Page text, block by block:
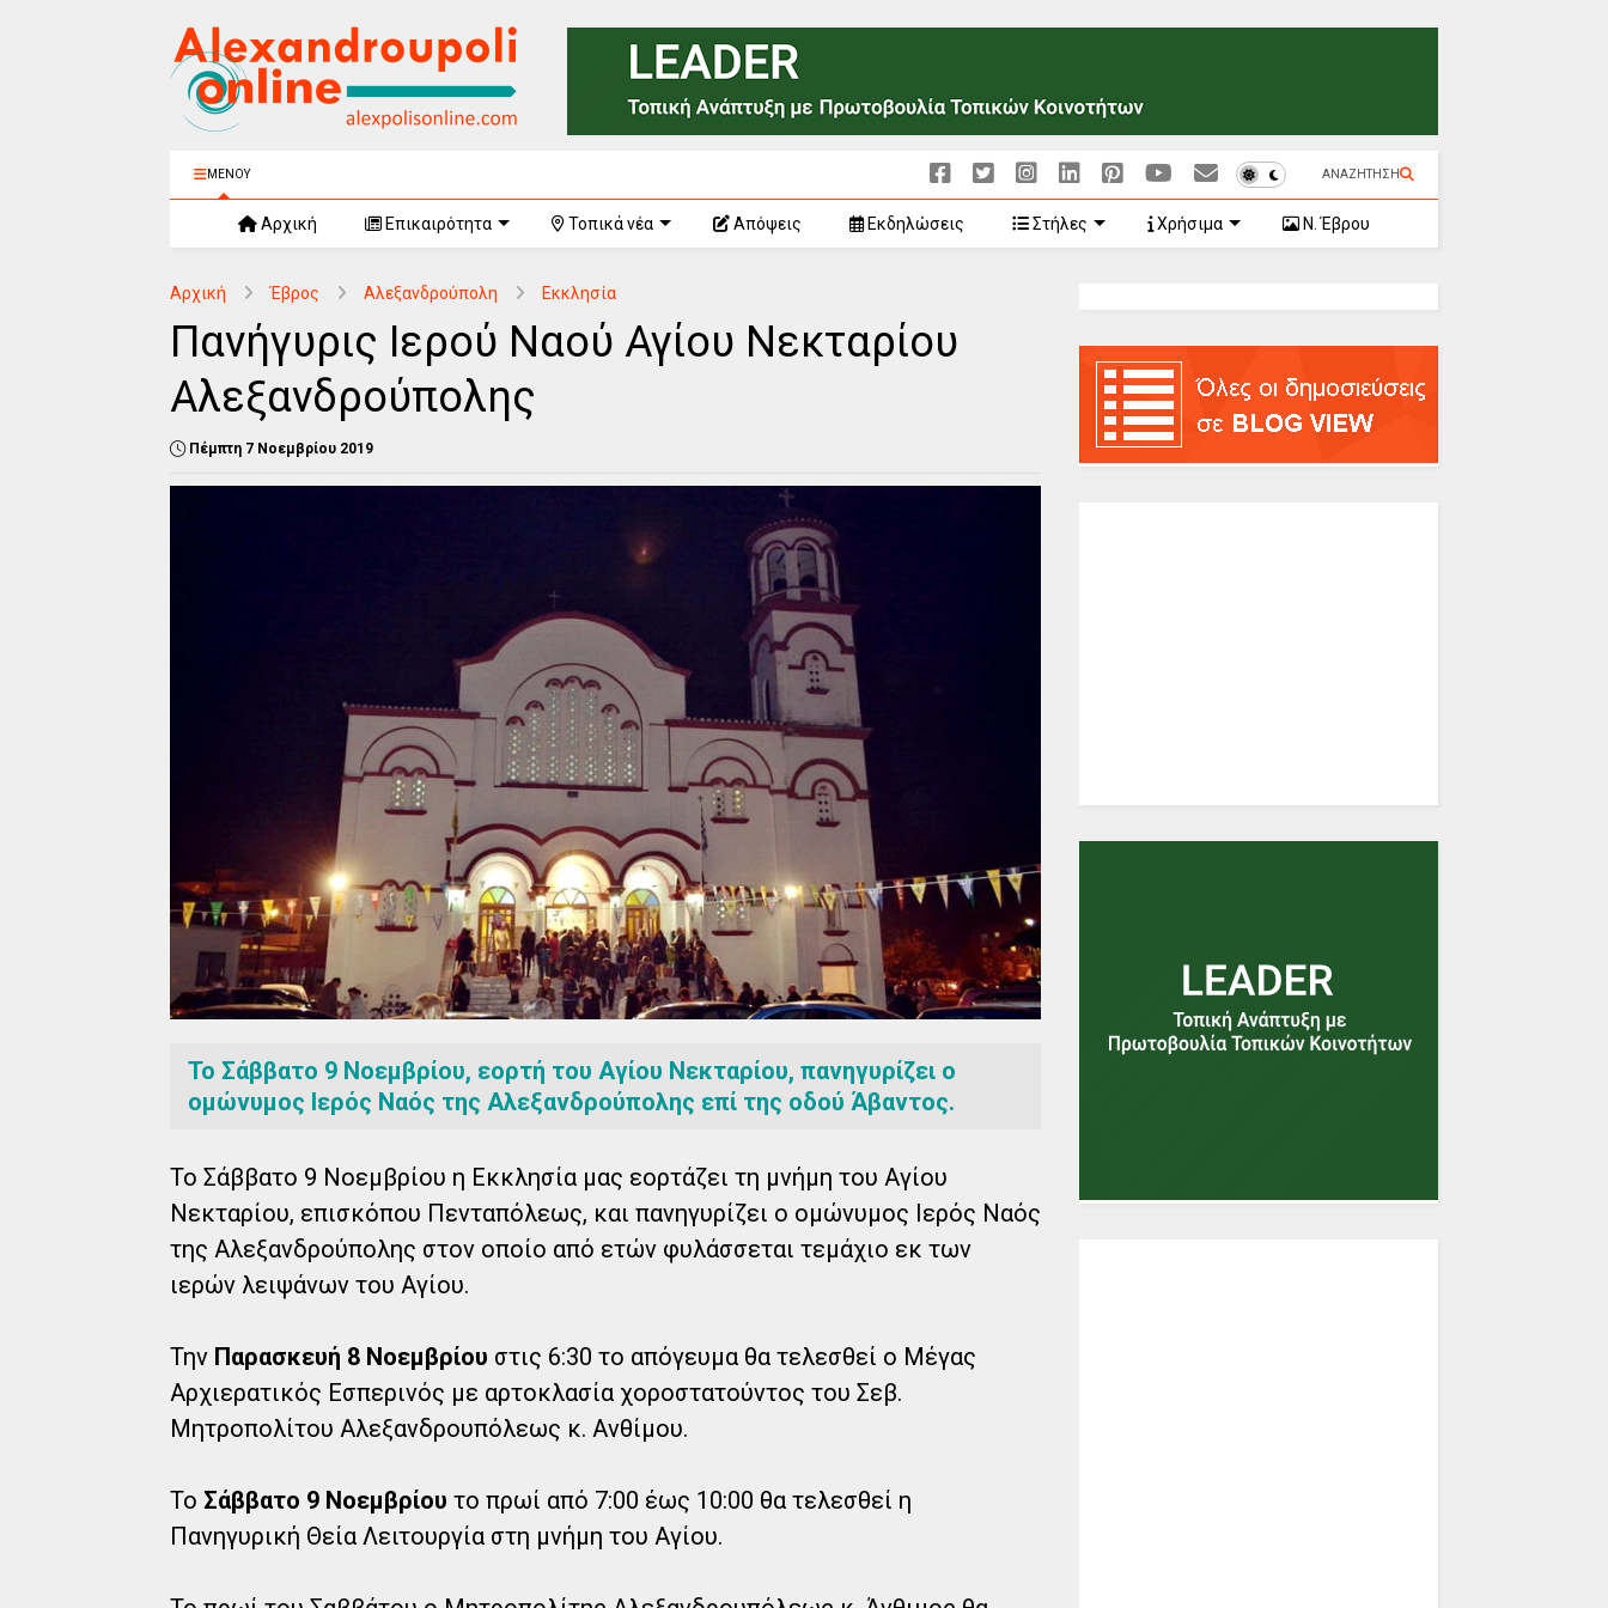
ΜΕΝΟΥ ΑΝΑΖΗΤΗΣΗ
Αρχική Επικαιρότητα Τοπικά νέα Απόψεις Εκδηλώσεις Στήλες Χρήσιμα Ν. Έβρου
Αρχική Έβρος Αλεξανδρούπολη Εκκλησία
Πανήγυρις Ιερού Ναού Αγίου Νεκταρίου
Αλεξανδρούπολης
Πέμπτη 7 Νοεμβρίου 2019
Το Σάββατο 9 Νοεμβρίου, εορτή του Αγίου Νεκταρίου, πανηγυρίζει ο
ομώνυμος Ιερός Ναός της Αλεξανδρούπολης επί της οδού Άβαντος.
Το Σάββατο 9 Νοεμβρίου η Εκκλησία μας εορτάζει τη μνήμη του Αγίου
Νεκταρίου, επισκόπου Πενταπόλεως, και πανηγυρίζει ο ομώνυμος Ιερός Ναός
της Αλεξανδρούπολης στον οποίο από ετών φυλάσσεται τεμάχιο εκ των
ιερών λειψάνων του Αγίου.
Την Παρασκευή 8 Νοεμβρίου στις 6:30 το απόγευμα θα τελεσθεί ο Μέγας
Αρχιερατικός Εσπερινός με αρτοκλασία χοροστατούντος του Σεβ.
Μητροπολίτου Αλεξανδρουπόλεως κ. Ανθίμου.
Το Σάββατο 9 Νοεμβρίου το πρωί από 7:00 έως 10:00 θα τελεσθεί η
Πανηγυρική Θεία Λειτουργία στη μνήμη του Αγίου.